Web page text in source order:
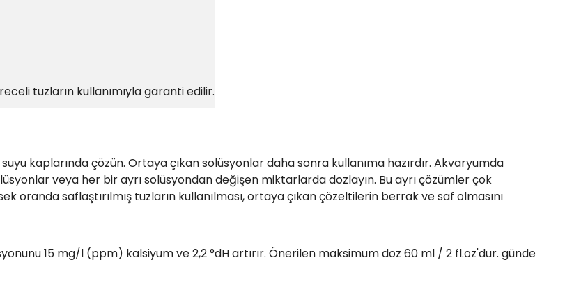
tuzların kullanımıyla garanti edilir.
kaplarında çözün. Ortaya çıkan solüsyonlar daha sonra kullanıma hazırdır. Akvaryumda
veya her bir ayrı solüsyondan değişen miktarlarda dozlayın. Bu ayrı çözümler çok
oranda saflaştırılmış tuzların kullanılması, ortaya çıkan çözeltilerin berrak ve saf olmasını
15 mg/l (ppm) kalsiyum ve 2,2 °dH artırır. Önerilen maksimum doz 60 ml / 2 fl.oz'dur. günde